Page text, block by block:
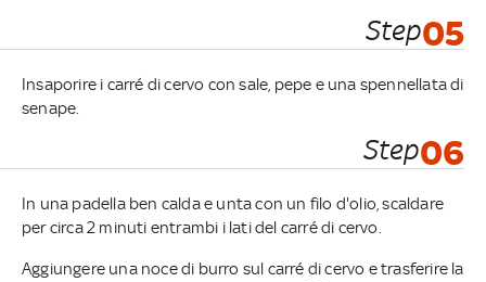
Step05
Insaporire i carré di cervo con sale, pepe e una spennellata di
senape.
Step06
In una padella ben calda e unta con un filo d'olio, scaldare
per circa 2 minuti entrambi i lati del carré di cervo.
Aggiungere una noce di burro sul carré di cervo e trasferire la